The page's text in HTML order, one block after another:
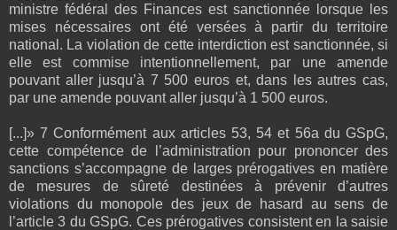
ministre fédéral des Finances est sanctionnée lorsque les
mises nécessaires ont été versées à partir du territoire
national. La violation de cette interdiction est sanctionnée, si
elle est commise intentionnellement, par une amende
pouvant aller jusqu’à 7 500 euros et, dans les autres cas,
par une amende pouvant aller jusqu’à 1 500 euros.
[...]» 7 Conformément aux articles 53, 54 et 56a du GSpG,
cette compétence de l’administration pour prononcer des
sanctions s’accompagne de larges prérogatives en matière
de mesures de sûreté destinées à prévenir d’autres
violations du monopole des jeux de hasard au sens de
l’article 3 du GSpG. Ces prérogatives consistent en la saisie